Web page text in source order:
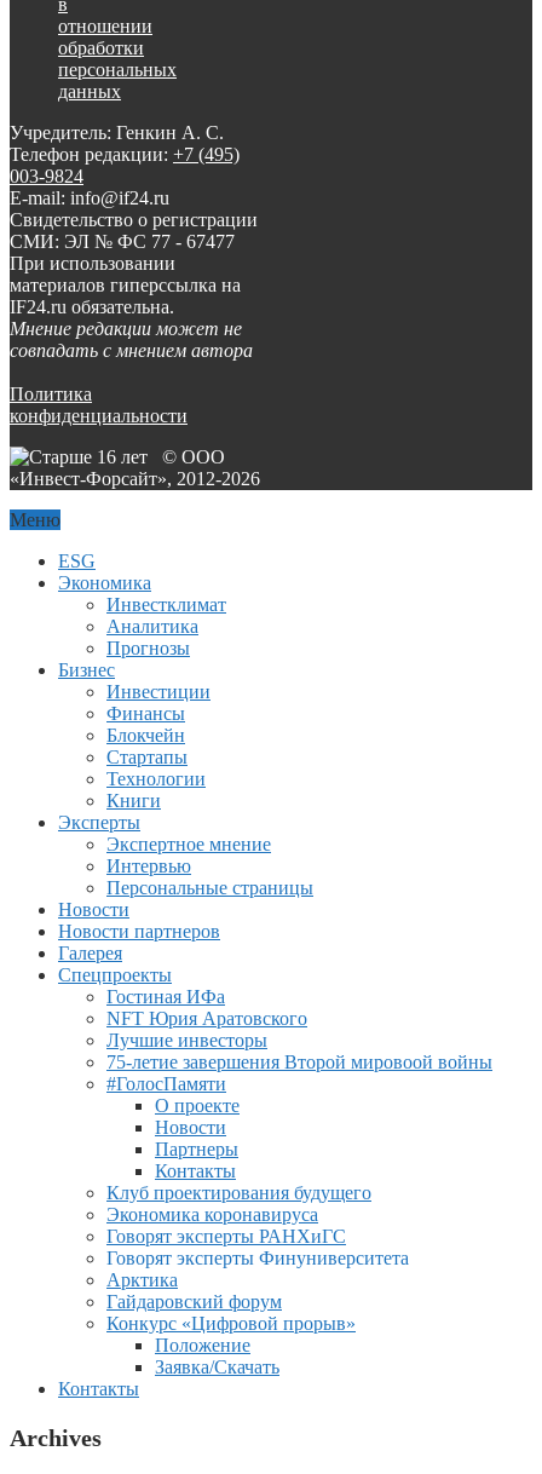
в
отношении
обработки
персональных
данных
Учредитель: Генкин А. С.
Телефон редакции: +7 (495)
003-9824
E-mail: info@if24.ru
Свидетельство о регистрации
СМИ: ЭЛ № ФС 77 - 67477
При использовании
материалов гиперссылка на
IF24.ru обязательна.
Мнение редакции может не
совпадать с мнением автора
Политика
конфиденциальности
© ООО
«Инвест-Форсайт», 2012-2026
Меню
ESG
Экономика
Инвестклимат
Аналитика
Прогнозы
Бизнес
Инвестиции
Финансы
Блокчейн
Стартапы
Технологии
Книги
Эксперты
Экспертное мнение
Интервью
Персональные страницы
Новости
Новости партнеров
Галерея
Спецпроекты
Гостиная ИФа
NFT Юрия Аратовского
Лучшие инвесторы
75-летие завершения Второй мировоой войны
#ГолосПамяти
О проекте
Новости
Партнеры
Контакты
Клуб проектирования будущего
Экономика коронавируса
Говорят эксперты РАНХиГС
Говорят эксперты Финуниверситета
Арктика
Гайдаровский форум
Конкурс «Цифровой прорыв»
Положение
Заявка/Скачать
Контакты
Archives